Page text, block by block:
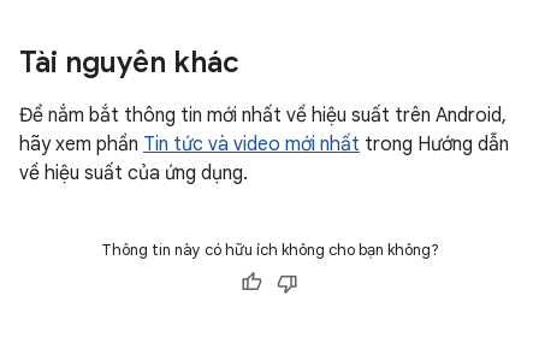
Tài nguyên khác
Để nắm bắt thông tin mới nhất về hiệu suất trên Android,
hãy xem phần Tin tức và video mới nhất trong Hướng dẫn
về hiệu suất của ứng dụng.
Thông tin này có hữu ích không cho bạn không?